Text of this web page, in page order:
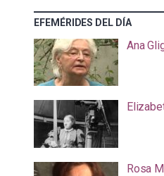
EFEMÉRIDES DEL DÍA
Ana
Rosa